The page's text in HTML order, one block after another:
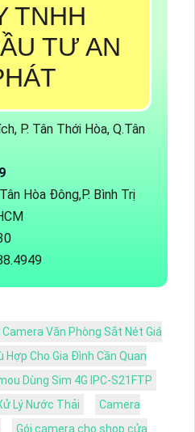
TNHH
TƯ AN
P. Tân Thới Hòa, Q.Tân
Hòa Đông,P. Bình Trị
Camera Văn Phòng Sắt Nét Giá
Hợp Cho Gia Đình Cần Quan
Dùng Sim 4G IPC-S21FTP
Lý Nước Thải
Camera
Gói camera cho shop cửa